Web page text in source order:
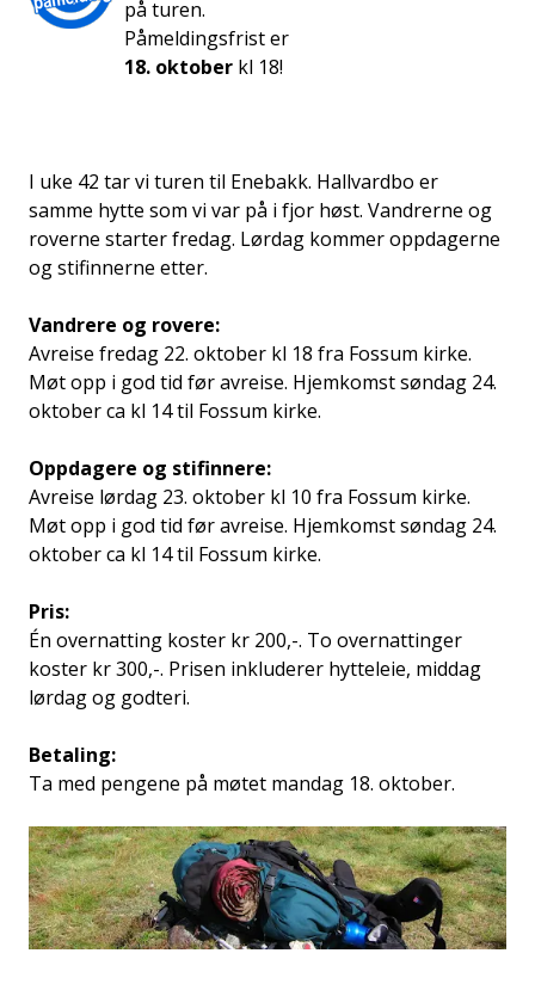
på turen.
Påmeldingsfrist er
18. oktober kl 18!
I uke 42 tar vi turen til Enebakk. Hallvardbo er
samme hytte som vi var på i fjor høst. Vandrerne og
roverne starter fredag. Lørdag kommer oppdagerne
og stifinnerne etter.
Vandrere og rovere:
Avreise fredag 22. oktober kl 18 fra Fossum kirke.
Møt opp i god tid før avreise. Hjemkomst søndag 24.
oktober ca kl 14 til Fossum kirke.
Oppdagere og stifinnere:
Avreise lørdag 23. oktober kl 10 fra Fossum kirke.
Møt opp i god tid før avreise. Hjemkomst søndag 24.
oktober ca kl 14 til Fossum kirke.
Pris:
Én overnatting koster kr 200,-. To overnattinger
koster kr 300,-. Prisen inkluderer hytteleie, middag
lørdag og godteri.
Betaling:
Ta med pengene på møtet mandag 18. oktober.